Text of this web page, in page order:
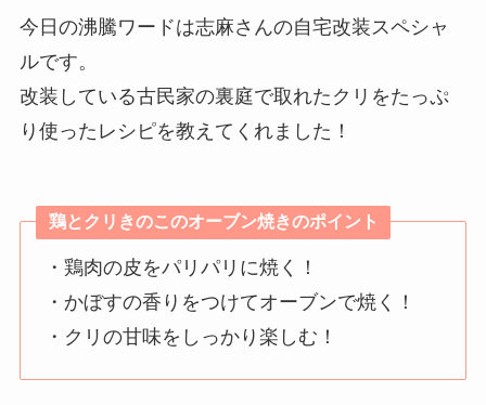
今日の沸騰ワードは志麻さんの自宅改装スペシャ
ルです。
改装している古民家の裏庭で取れたクリをたっぷ
り使ったレシピを教えてくれました！
鶏とクリきのこのオーブン焼きのポイント
・鶏肉の皮をパリパリに焼く！
・かぼすの香りをつけてオーブンで焼く！
・クリの甘味をしっかり楽しむ！